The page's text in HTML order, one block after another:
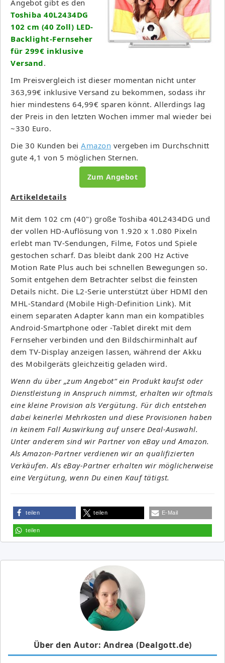
Angebot gibt es den
Toshiba 40L2434DG
102 cm (40 Zoll) LED-
Backlight-Fernseher
für 299€ inklusive
Versand.
Im Preisvergleich ist dieser momentan nicht unter
363,99€ inklusive Versand zu bekommen, sodass ihr
hier mindestens 64,99€ sparen könnt. Allerdings lag
der Preis in den letzten Wochen immer mal wieder bei
~330 Euro.
Die 30 Kunden bei Amazon vergeben im Durchschnitt
gute 4,1 von 5 möglichen Sternen.
Zum Angebot
Artikeldetails
Mit dem 102 cm (40") große Toshiba 40L2434DG und
der vollen HD-Auflösung von 1.920 x 1.080 Pixeln
erlebt man TV-Sendungen, Filme, Fotos und Spiele
gestochen scharf. Das bleibt dank 200 Hz Active
Motion Rate Plus auch bei schnellen Bewegungen so.
Somit entgehen dem Betrachter selbst die feinsten
Details nicht. Die L2-Serie unterstützt über HDMI den
MHL-Standard (Mobile High-Definition Link). Mit
einem separaten Adapter kann man ein kompatibles
Android-Smartphone oder -Tablet direkt mit dem
Fernseher verbinden und den Bildschirminhalt auf
dem TV-Display anzeigen lassen, während der Akku
des Mobilgeräts gleichzeitig geladen wird.
Wenn du über „zum Angebot“ ein Produkt kaufst oder
Dienstleistung in Anspruch nimmst, erhalten wir oftmals
eine kleine Provision als Vergütung. Für dich entstehen
dabei keinerlei Mehrkosten und diese Provisionen haben
in keinem Fall Auswirkung auf unsere Deal-Auswahl.
Unter anderem sind wir Partner von eBay und Amazon.
Als Amazon-Partner verdienen wir an qualifizierten
Verkäufen. Als eBay-Partner erhalten wir möglicherweise
eine Vergütung, wenn Du einen Kauf tätigst.
teilen teilen E-Mail
teilen
Über den Autor: Andrea (Dealgott.de)